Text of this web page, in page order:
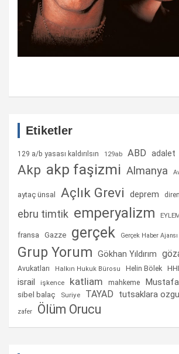
Etiketler
129 a/b yasası kaldırılsın 129ab ABD adalet
Akp akp faşizmi Almanya
aytaç ünsal Açlık Grevi deprem
ebru timtik emperyalizm
fransa Gazze gerçek Gerçek Haber Ajansı
Grup Yorum Gökhan Yıldırım
Avukatları
Halkın Hukuk Bürosu Helin Bölek
israil işkence katliam mahkeme
sibel balaç Suriye TAYAD tutsaklara
zafer Ölüm Orucu